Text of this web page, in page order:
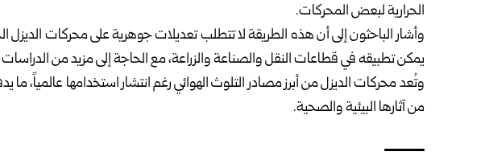
الحرارية لبعض المحركات.
وأشار الباحثون إلى أن هذه الطريقة لا تتطلب تعديلات جوهرية على محركات الديزل
يمكن تطبيقه في قطاعات النقل والصناعة والزراعة، مع الحاجة إلى مزيد من الدراسات
وتُعد محركات الديزل من أبرز مصادر التلوث الهوائي رغم انتشار استخدامها عالمياً، ما
من آثارها البيئية والصحية.